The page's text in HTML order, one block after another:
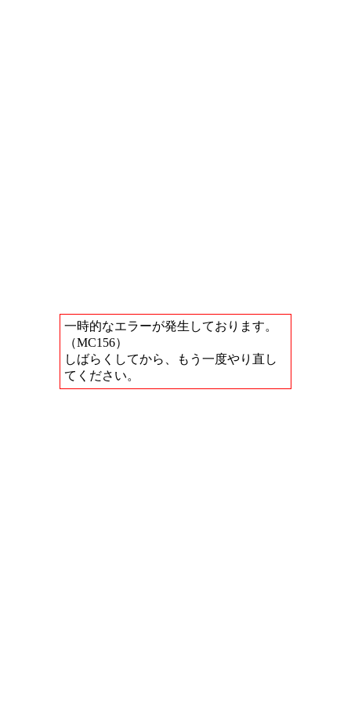
一時的なエラーが発生しております。
（MC156）
しばらくしてから、もう一度やり直し
てください。